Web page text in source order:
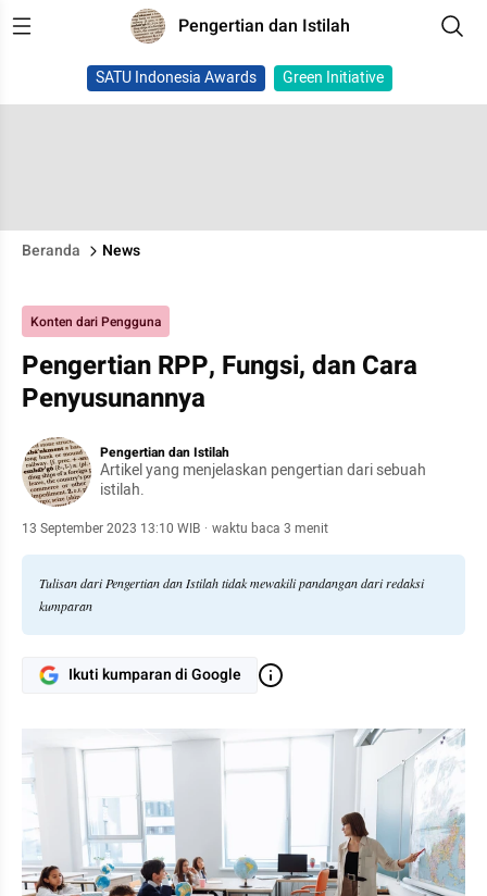
Pengertian dan Istilah
SATU Indonesia Awards Green Initiative
Beranda News
Konten dari Pengguna
Pengertian RPP, Fungsi, dan Cara
Penyusunannya
Pengertian dan Istilah
Artikel yang menjelaskan pengertian dari sebuah
istilah.
13 September 2023 13:10 WIB · waktu baca 3 menit
Tulisan dari Pengertian dan Istilah tidak mewakili pandangan dari redaksi
kumparan
Ikuti kumparan di Google